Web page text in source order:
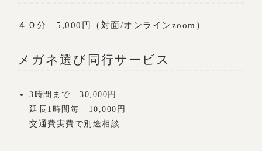
４０分 5,000円（対面/オンラインzoom）
メガネ選び同行サービス
3時間まで 30,000円
延長1時間毎 10,000円
交通費実費で別途相談